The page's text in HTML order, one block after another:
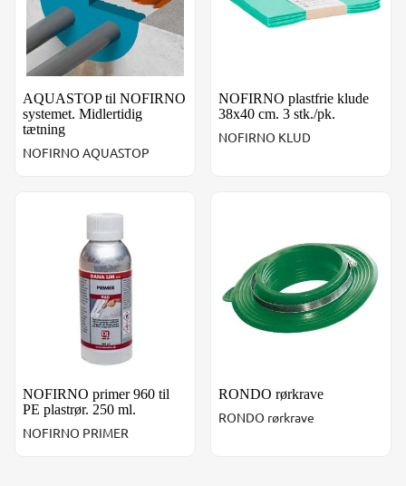
AQUASTOP til NOFIRNO
systemet. Midlertidig
tætning
NOFIRNO AQUASTOP
NOFIRNO plastfrie klude
38x40 cm. 3 stk./pk.
NOFIRNO KLUD
NOFIRNO primer 960 til PE plastrør. 250 ml.
NOFIRNO primer 960 til
PE plastrør. 250 ml.
NOFIRNO PRIMER
RONDO rørkrave
RONDO rørkrave